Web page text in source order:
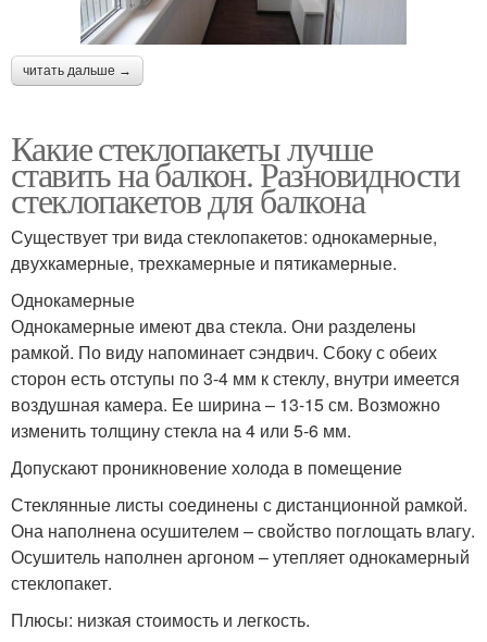
читать дальше →
Какие стеклопакеты лучше
ставить на балкон. Разновидности
стеклопакетов для балкона
Существует три вида стеклопакетов: однокамерные,
двухкамерные, трехкамерные и пятикамерные.
Однокамерные
Однокамерные имеют два стекла. Они разделены
рамкой. По виду напоминает сэндвич. Сбоку с обеих
сторон есть отступы по 3-4 мм к стеклу, внутри имеется
воздушная камера. Ее ширина – 13-15 см. Возможно
изменить толщину стекла на 4 или 5-6 мм.
Допускают проникновение холода в помещение
Стеклянные листы соединены с дистанционной рамкой.
Она наполнена осушителем – свойство поглощать влагу.
Осушитель наполнен аргоном – утепляет однокамерный
стеклопакет.
Плюсы: низкая стоимость и легкость.